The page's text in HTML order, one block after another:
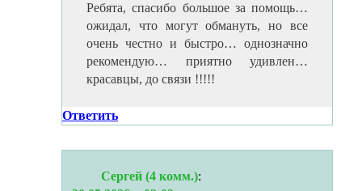
Ребята, спасибо большое за помощь…
ожидал, что могут обмануть, но все
очень честно и быстро… однозначно
рекомендую… приятно удивлен…
красавцы, до связи !!!!!
Ответить
Сергей (4 комм.):